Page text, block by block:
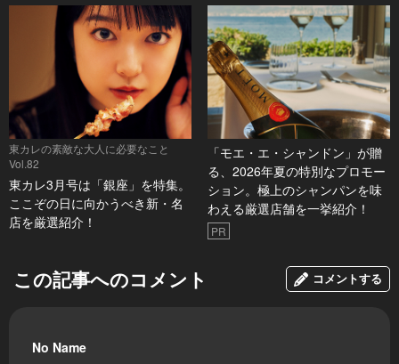
東カレの素敵な大人に必要なこと
Vol.82
東カレ3月号は「銀座」を特集。
ここぞの日に向かうべき新・名
店を厳選紹介！
「モエ・エ・シャンドン」が贈
る、2026年夏の特別なプロモー
ション。極上のシャンパンを味
わえる厳選店舗を一挙紹介！
PR
この記事へのコメント コメントする
No Name